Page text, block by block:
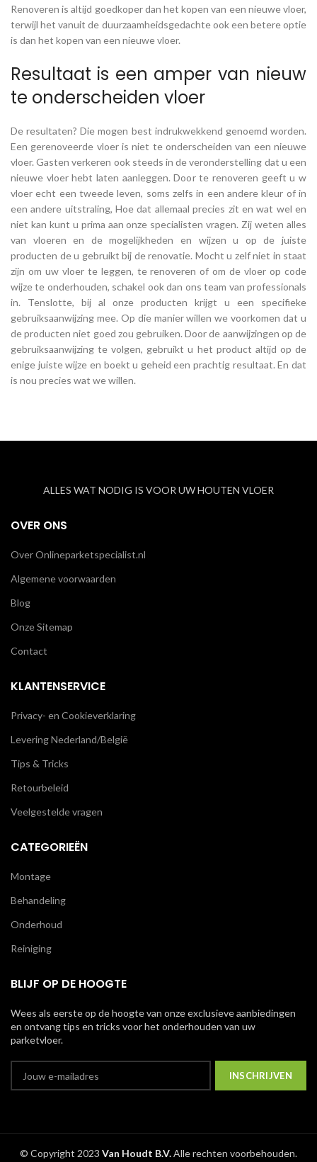
Renoveren is altijd goedkoper dan het kopen van een nieuwe vloer,
terwijl het vanuit de duurzaamheidsgedachte ook een betere optie
is dan het kopen van een nieuwe vloer.
Resultaat is een amper van nieuw
te onderscheiden vloer
De resultaten? Die mogen best indrukwekkend genoemd worden.
Een gerenoveerde vloer is niet te onderscheiden van een nieuwe
vloer. Gasten verkeren ook steeds in de veronderstelling dat u een
nieuwe vloer hebt laten aanleggen. Door te renoveren geeft u w
vloer echt een tweede leven, soms zelfs in een andere kleur of in
een andere uitstraling, Hoe dat allemaal precies zit en wat wel en
niet kan kunt u prima aan onze specialisten vragen. Zij weten alles
van vloeren en de mogelijkheden en wijzen u op de juiste
producten de u gebruikt bij de renovatie. Mocht u zelf niet in staat
zijn om uw vloer te leggen, te renoveren of om de vloer op code
wijze te onderhouden, schakel ook dan ons team van professionals
in. Tenslotte, bij al onze producten krijgt u een specifieke
gebruiksaanwijzing mee. Op die manier willen we voorkomen dat u
de producten niet goed zou gebruiken. Door de aanwijzingen op de
gebruiksaanwijzing te volgen, gebruikt u het product altijd op de
enige juiste wijze en boekt u geheid een prachtig resultaat. En dat
is nou precies wat we willen.
ALLES WAT NODIG IS VOOR UW HOUTEN VLOER
OVER ONS
Over Onlineparketspecialist.nl
Algemene voorwaarden
Blog
Onze Sitemap
Contact
KLANTENSERVICE
Privacy- en Cookieverklaring
Levering Nederland/België
Tips & Tricks
Retourbeleid
Veelgestelde vragen
CATEGORIEËN
Montage
Behandeling
Onderhoud
Reiniging
BLIJF OP DE HOOGTE
Wees als eerste op de hoogte van onze exclusieve aanbiedingen
en ontvang tips en tricks voor het onderhouden van uw
parketvloer.
© Copyright 2023 Van Houdt B.V.Alle rechten voorbehouden.